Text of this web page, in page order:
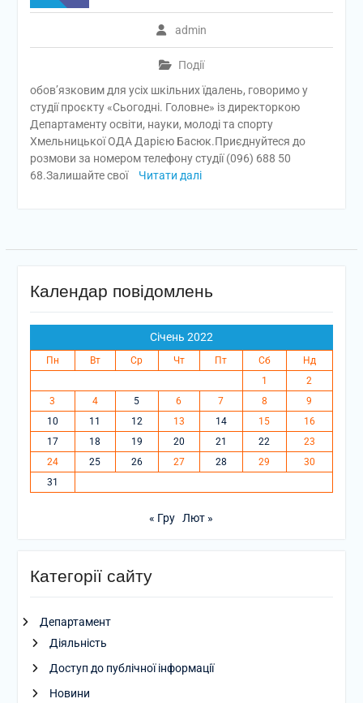
admin
Події
обов’язковим для усіх шкільних їдалень, говоримо у
студії проєкту «Сьогодні. Головне» із директоркою
Департаменту освіти, науки, молоді та спорту
Хмельницької ОДА Дарією Басюк.Приєднуйтеся до
розмови за номером телефону студії (096) 688 50
68.Залишайте свої
Читати далі
Календар повідомлень
Січень 2022
Пн Вт Ср Чт Пт Сб
Нд
1
2
3
4 5 6 7 8
9
10
11 12 13 14 15
16
17
18 19 20 21 22
23
24
25 26 27 28 29
30
31
« Гру Лют »
Категорії сайту
Департамент
Діяльність
Доступ до публічної інформації
Новини